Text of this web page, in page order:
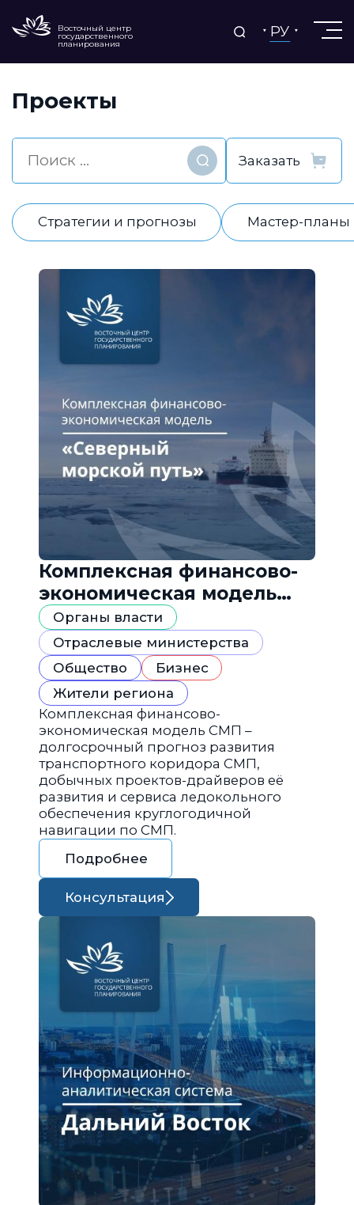
Восточный центр
государственного
планирования
РУ
Проекты
Найти
Стратегии и прогнозы Мастер-планы
Комплексная финансово-
экономическая модель
«Северный морской путь»
Органы власти
Отраслевые министерства
Общество
Бизнес
Жители региона
Комплексная финансово-
экономическая модель СМП –
долгосрочный прогноз развития
транспортного коридора СМП,
добычных проектов-драйверов её
развития и сервиса ледокольного
обеспечения круглогодичной
навигации по СМП.
Подробнее
Консультация